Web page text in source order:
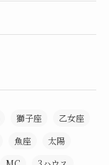
獅子座
乙女座
魚座
太陽